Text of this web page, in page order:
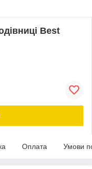
Best
Оплата Умови